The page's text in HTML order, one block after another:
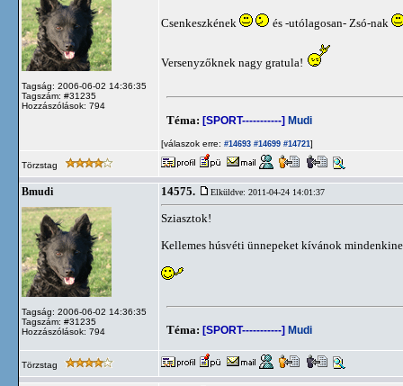
Tagság: 2006-06-02 14:36:35
Tagszám: #31235
Hozzászólások: 794
Csenkeszkének és -utólagosan- Zsó-nak
Versenyzőknek nagy gratula!
Téma: [SPORT-----------] Mudi
[válaszok erre: #14693 #14699 #14721]
Törzstag
Bmudi
Tagság: 2006-06-02 14:36:35
Tagszám: #31235
Hozzászólások: 794
14575. Elküldve: 2011-04-24 14:01:37
Sziasztok!
Kellemes húsvéti ünnepeket kívánok
Téma: [SPORT-----------] Mudi
Törzstag